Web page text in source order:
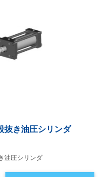
抜き油圧シリンダ
油圧シリンダ